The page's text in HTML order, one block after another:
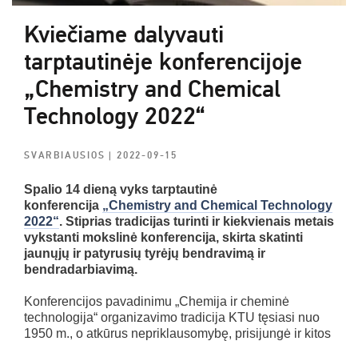
Kviečiame dalyvauti
tarptautinėje konferencijoje
„Chemistry and Chemical
Technology 2022“
SVARBIAUSIOS| 2022-09-15
Spalio 14 dieną vyks tarptautinė
konferencija „Chemistry and Chemical Technology
2022“. Stiprias tradicijas turinti ir kiekvienais metais
vykstanti mokslinė konferencija, skirta skatinti
jaunųjų ir patyrusių tyrėjų bendravimą ir
bendradarbiavimą.
Konferencijos pavadinimu „Chemija ir cheminė
technologija“ organizavimo tradicija KTU tęsiasi nuo
1950 m., o atkūrus nepriklausomybę, prisijungė ir kitos